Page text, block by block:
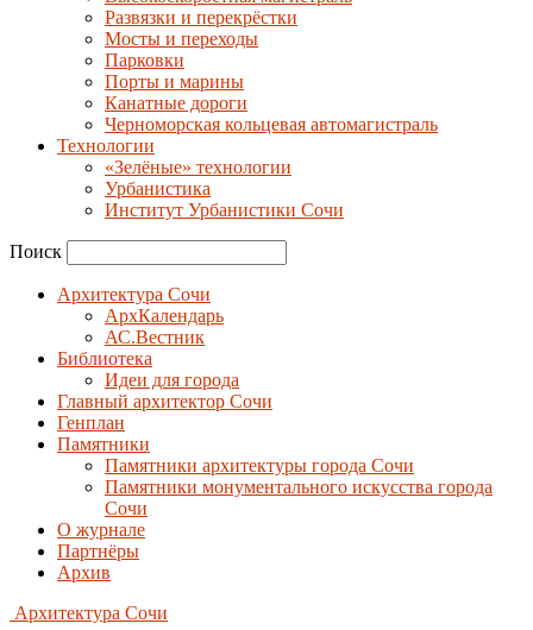
Развязки и перекрёстки
Мосты и переходы
Парковки
Порты и марины
Канатные дороги
Черноморская кольцевая автомагистраль
Технологии
«Зелёные» технологии
Урбанистика
Институт Урбанистики Сочи
Поиск
Архитектура Сочи
АрхКалендарь
АС.Вестник
Библиотека
Идеи для города
Главный архитектор Сочи
Генплан
Памятники
Памятники архитектуры города Сочи
Памятники монументального искусства города
Сочи
О журнале
Партнёры
Архив
Архитектура Сочи